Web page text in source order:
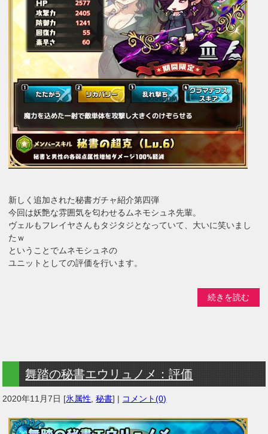
新しく追加された秘書ガチャ紹介第四弾
今回は妖艶な雰囲気を匂わせるムネモシュネ先輩。
ヴェルもフレイヤさんもタジタジとなっていて、大いに笑いまし
たｗ
ということでムネモシュネの
ユニットとしての評価を行います。
続きを読む
舞踏の秘書エウリュノメ：評価
2020年11月7日 [氷属性 ,秘書] | コメント(0)